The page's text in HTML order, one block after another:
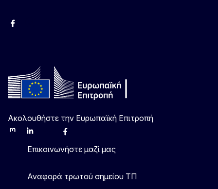
Facebook
Ακολουθήστε την Ευρωπαϊκή Επιτροπή
MastodonLinkedInBlueskyFacebook
Επικοινωνήστε μαζί μας
Αναφορά τρωτού σημείου ΤΠ